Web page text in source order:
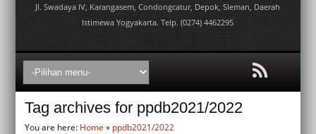
Jl. Swadaya IV, Karangasem, Condongcatur, Depok, Sleman, Daerah
Istimewa Yogyakarta. Telp. (0274) 4462295
Tag archives for ppdb2021/2022
You are here: Home » ppdb2021/2022